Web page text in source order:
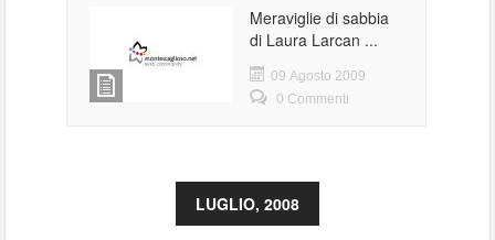
Meraviglie di sabbia
di Laura Larcan ...
09 Agosto 2009
0 Commenti
LUGLIO, 2008